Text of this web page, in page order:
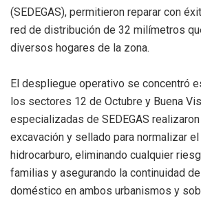
(SEDEGAS), permitieron reparar con
red de distribución de 32 milímetros
diversos hogares de la zona.
El despliegue operativo se concentró
los sectores 12 de Octubre y Buena
especializadas de SEDEGAS
excavación y sellado para normalizar
hidrocarburo, eliminando cualquier
familias y asegurando la continuidad
doméstico en ambos urbanismos y